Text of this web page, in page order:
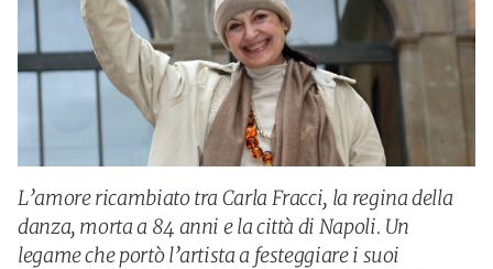
L’amore ricambiato tra Carla Fracci, la regina della
danza, morta a 84 anni e la città di Napoli. Un
legame che portò l’artista a festeggiare i suoi